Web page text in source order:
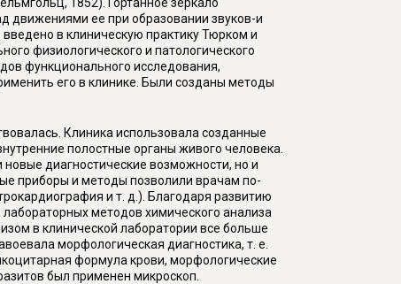
движениями ее при образовании звуков-и
в клиническую практику Тюрком и
физиологического и патологического
функционального исследования,
его в клинике. Были созданы методы
Клиника использовала созданные
полостные органы живого человека.
диагностические возможности, но и
приборы и методы позволили врачам по-
и т. д.). Благодаря развитию
методов химического анализа
в клинической лаборатории все больше
морфологическая диагностика, т. е.
формула крови, морфологические
был применен микроскоп.